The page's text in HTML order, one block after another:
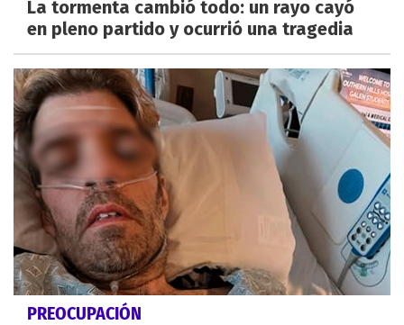
La tormenta cambió todo: un rayo cayó
en pleno partido y ocurrió una tragedia
PREOCUPACIÓN